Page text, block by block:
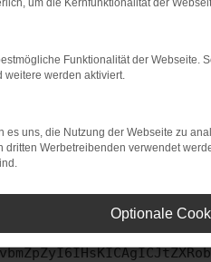
bestimmter Seiten
beheben.
auf dem neuesten
kann auch dazu
uns bitte. Wir werden
um die Kernfunktionalität der
Funktionalität der Webseite.
weitere werden aktiviert.
es uns, die Nutzung der Webseite zu
dritten Werbetreibenden verwendet
Optionale